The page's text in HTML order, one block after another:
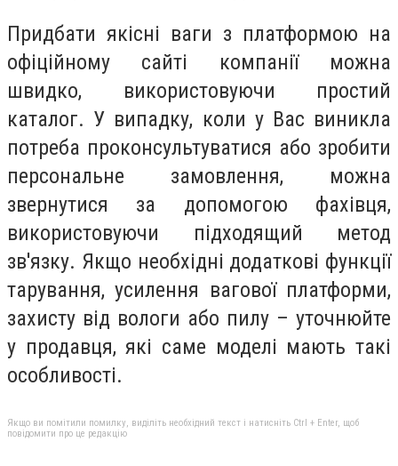
Придбати якісні ваги з платформою на
офіційному сайті компанії можна
швидко, використовуючи простий
каталог. У випадку, коли у Вас виникла
потреба проконсультуватися або зробити
персональне замовлення, можна
звернутися за допомогою фахівця,
використовуючи підходящий метод
зв'язку. Якщо необхідні додаткові функції
тарування, усилення вагової платформи,
захисту від вологи або пилу – уточнюйте
у продавця, які саме моделі мають такі
особливості.
Якщо ви помітили помилку, виділіть необхідний текст і натисніть Ctrl + Enter, щоб
повідомити про це редакцію